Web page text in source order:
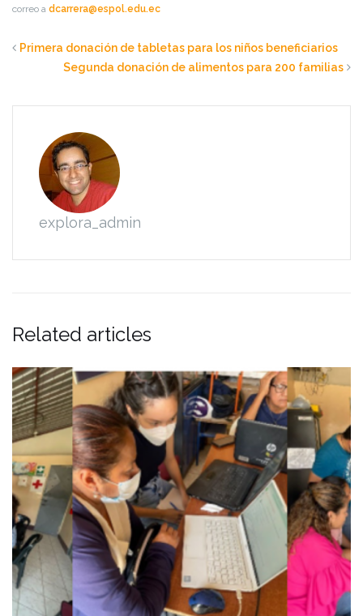
correo a dcarrera@espol.edu.ec
Primera donación de tabletas para los niños beneficiarios
Segunda donación de alimentos para 200 familias
explora_admin
Related articles